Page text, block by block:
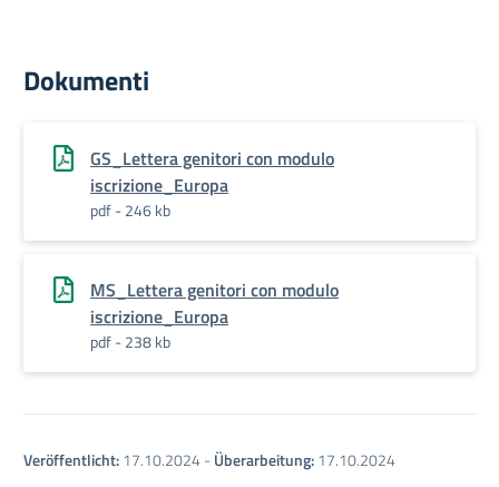
Dokumenti
GS_Lettera genitori con modulo
iscrizione_Europa
pdf - 246 kb
MS_Lettera genitori con modulo
iscrizione_Europa
pdf - 238 kb
Veröffentlicht:17.10.2024-Überarbeitung:17.10.2024